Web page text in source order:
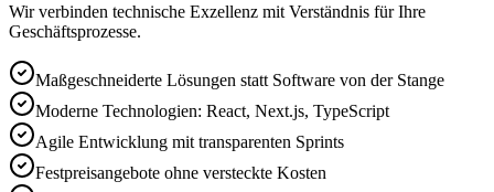
Wir verbinden technische Exzellenz mit Verständnis für Ihre
Geschäftsprozesse.
Maßgeschneiderte Lösungen statt Software von der Stange
Moderne Technologien: React, Next.js, TypeScript
Agile Entwicklung mit transparenten Sprints
Festpreisangebote ohne versteckte Kosten